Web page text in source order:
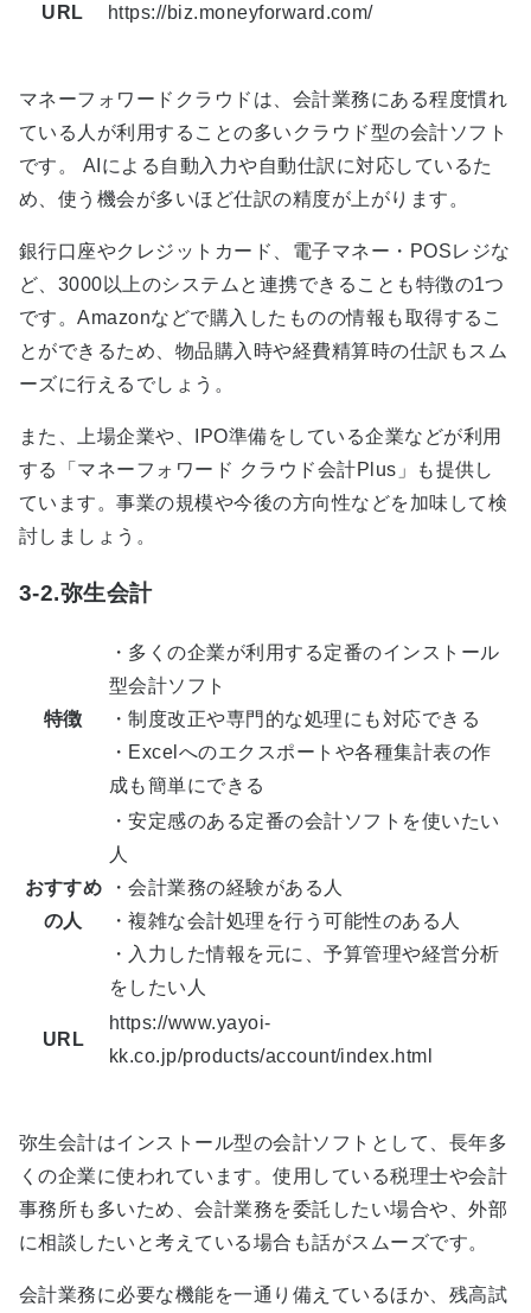
URL
https://biz.moneyforward.com/
マネーフォワードクラウドは、会計業務にある程度慣れ
ている人が利用することの多いクラウド型の会計ソフト
です。 AIによる自動入力や自動仕訳に対応しているた
め、使う機会が多いほど仕訳の精度が上がります。
銀行口座やクレジットカード、電子マネー・POSレジな
ど、3000以上のシステムと連携できることも特徴の1つ
です。Amazonなどで購入したものの情報も取得するこ
とができるため、物品購入時や経費精算時の仕訳もスム
ーズに行えるでしょう。
また、上場企業や、IPO準備をしている企業などが利用
する「マネーフォワード クラウド会計Plus」も提供し
ています。事業の規模や今後の方向性などを加味して検
討しましょう。
3-2.弥生会計
特徴
・多くの企業が利用する定番のインストール
型会計ソフト
・制度改正や専門的な処理にも対応できる
・Excelへのエクスポートや各種集計表の作
成も簡単にできる
おすすめ
の人
・安定感のある定番の会計ソフトを使いたい
人
・会計業務の経験がある人
・複雑な会計処理を行う可能性のある人
・入力した情報を元に、予算管理や経営分析
をしたい人
URL
https://www.yayoi-
kk.co.jp/products/account/index.html
弥生会計はインストール型の会計ソフトとして、長年多
くの企業に使われています。使用している税理士や会計
事務所も多いため、会計業務を委託したい場合や、外部
に相談したいと考えている場合も話がスムーズです。
会計業務に必要な機能を一通り備えているほか、残高試